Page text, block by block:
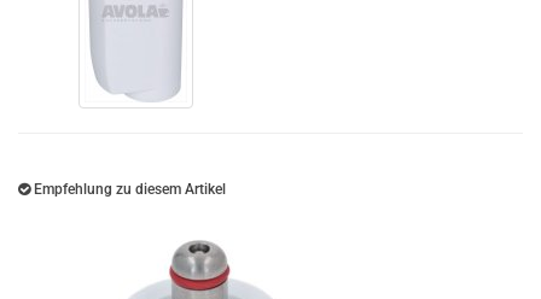
Empfehlung zu diesem Artikel